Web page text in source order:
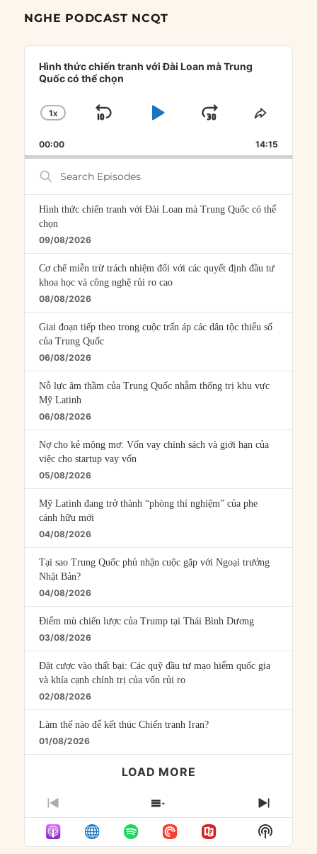
NGHE PODCAST NCQT
Audio
Player
Hình thức chiến tranh với Đài Loan mà Trung
Quốc có thể chọn
CHANGE
RATE
1X
SKIP
PLAYJUMP
FORWARD
SHARE
00:00 14:15
Search
Episodes
Hình thức chiến tranh với Đài Loan mà Trung Quốc có thể
chọn
09/08/2026
Cơ chế miễn trừ trách nhiệm đối với các quyết định đầu tư
khoa học và công nghệ rủi ro cao
08/08/2026
Giai đoạn tiếp theo trong cuộc trấn áp các dân tộc thiểu số
của Trung Quốc
06/08/2026
Nỗ lực âm thầm của Trung Quốc nhằm thống trị khu vực
Mỹ Latinh
06/08/2026
Nợ cho kẻ mộng mơ: Vốn vay chính sách và giới hạn của
việc cho startup vay vốn
05/08/2026
Mỹ Latinh đang trở thành “phòng thí nghiệm” của phe
cánh hữu mới
04/08/2026
Tại sao Trung Quốc phủ nhận cuộc gặp với Ngoại trưởng
Nhật Bản?
04/08/2026
Điểm mù chiến lược của Trump tại Thái Bình Dương
03/08/2026
Đặt cược vào thất bại: Các quỹ đầu tư mạo hiểm quốc gia
và khía cạnh chính trị của vốn rủi ro
02/08/2026
Làm thế nào để kết thúc Chiến tranh Iran?
01/08/2026
LOAD MORE
PREVIOUS
EPISODE
SHOW
EPISODES
LIST
NEXT
Show
Podcast